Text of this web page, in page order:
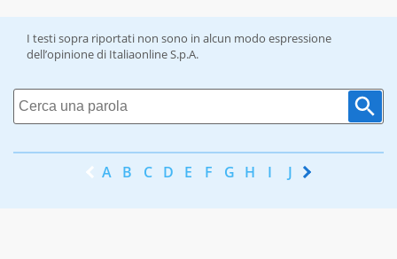
I testi sopra riportati non sono in alcun modo espressione
dell’opinione di Italiaonline S.p.A.
A B C D E F G H I J K